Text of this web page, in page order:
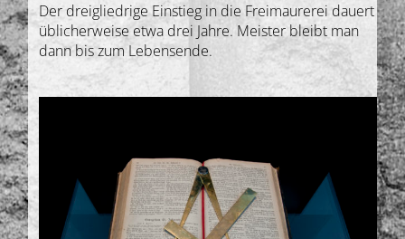
Der dreigliedrige Einstieg in die Freimaurerei dauert
üblicherweise etwa drei Jahre. Meister bleibt man
dann bis zum Lebensende.